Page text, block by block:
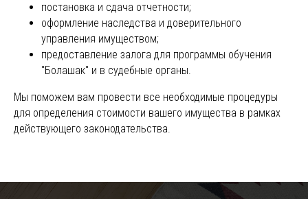
постановка и сдача отчетности;
оформление наследства и доверительного
управления имуществом;
предоставление залога для программы обучения
"Болашак" и в судебные органы.
Мы поможем вам провести все необходимые процедуры
для определения стоимости вашего имущества в рамках
действующего законодательства.